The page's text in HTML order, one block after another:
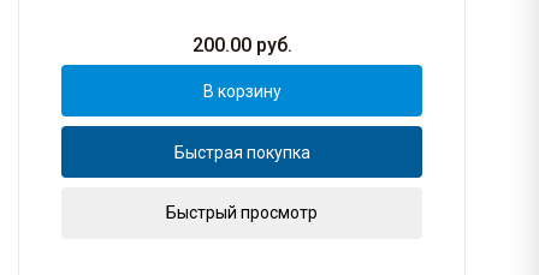
200.00руб.
В корзину
Быстрая покупка
Быстрый просмотр